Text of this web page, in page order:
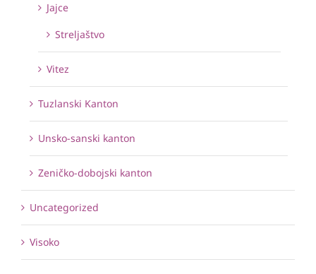
Jajce
Streljaštvo
Vitez
Tuzlanski Kanton
Unsko-sanski kanton
Zeničko-dobojski kanton
Uncategorized
Visoko